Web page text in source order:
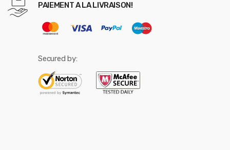
PAIEMENT A LA LIVRAISON!
Secured by: